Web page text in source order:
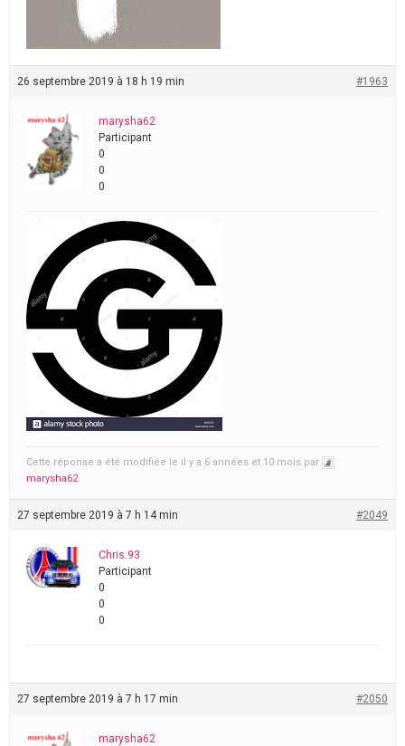
26 septembre 2019 à 18 h 19 min #1963
marysha62
Participant
0
0
0
Cette réponse a été modifiée le il y a 6 années et 10 mois par
marysha62.
27 septembre 2019 à 7 h 14 min #2049
Chris.93
Participant
0
0
0
27 septembre 2019 à 7 h 17 min #2050
marysha62